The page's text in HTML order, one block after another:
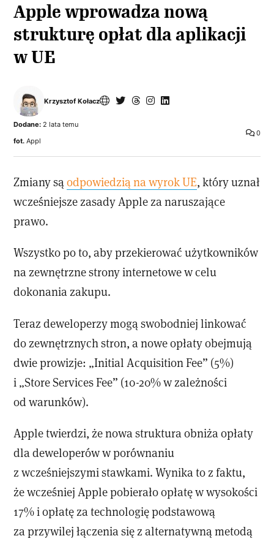
Apple wprowadza nową
strukturę opłat dla aplikacji
w UE
Krzysztof Kołacz
0
Dodane: 2 lata temu
fot. Appl
Zmiany sąodpowiedzią na wyrok UE, który uznał
wcześniejsze zasady Apple za naruszające
prawo.
Wszystko po to, aby przekierować użytkowników
na zewnętrzne strony internetowe w celu
dokonania zakupu.
Teraz deweloperzy mogą swobodniej linkować
do zewnętrznych stron, a nowe opłaty obejmują
dwie prowizje: „Initial Acquisition Fee” (5%)
i „Store Services Fee” (10-20% w zależności
od warunków).
Apple twierdzi, że nowa struktura obniża opłaty
dla deweloperów w porównaniu
z wcześniejszymi stawkami. Wynika to z faktu,
że wcześniej Apple pobierało opłatę w wysokości
17% i opłatę za technologię podstawową
za przywilej łączenia się z alternatywną metodą